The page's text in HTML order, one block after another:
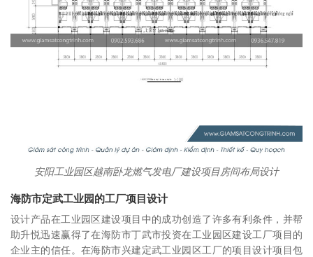
安阳工业园区越南卧龙燃气发电厂建设项目房间布局设计
海防市定武工业园的工厂项目设计
设计产品在工业园区建设项目中的成功创造了许多有利条件，并帮
助升悦迅速赢得了在海防市丁武市投资在工业园区建设工厂项目的
企业主的信任。在海防市兴建定武工业园区工厂的项目设计项目包